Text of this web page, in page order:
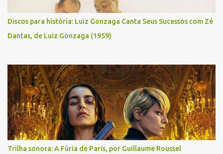
Discos para história: Luiz Gonzaga Canta Seus Sucessos com Zé
Dantas, de Luiz Gonzaga (1959)
Trilha sonora: A Fúria de Paris, por Guillaume Roussel